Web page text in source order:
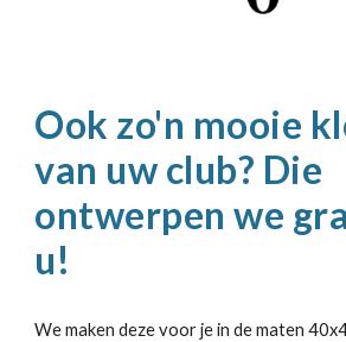
Ook zo'n mooie
van uw club? Die
ontwerpen we
u!
We maken deze voor je in de maten